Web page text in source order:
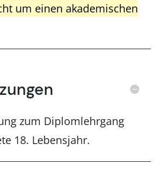
um einen akademischen
zum Diplomlehrgang
18. Lebensjahr.